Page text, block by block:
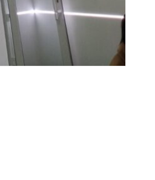
Ивано-Франковск
Винница